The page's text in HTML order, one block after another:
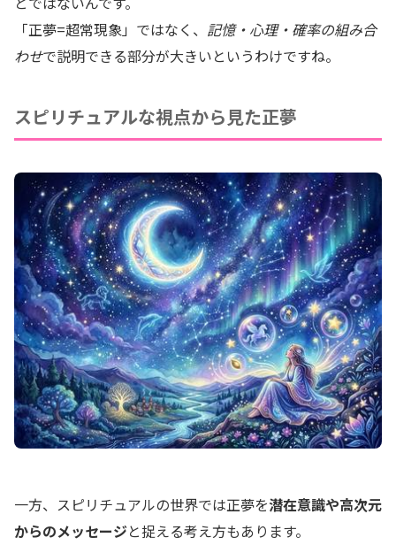
「正夢=超常現象」ではなく、 記憶・心理・確率の組み合
わせで説明できる部分が大きいというわけですね。
スピリチュアルな視点から見た正夢
一方、スピリチュアルの世界では正夢を潜在意識や高次元
からのメッセージと捉える考え方もあります。